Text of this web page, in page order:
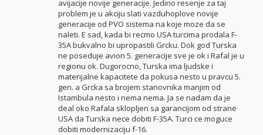
avijacije novije generacije. Jedino resenje za taj
problem je u akciju slati vazduhoplove novije
generacije od PVO sistema na koje moze da se
naleti. E sad, kada bi recmo USA turcima prodala F-
35A bukvalno bi upropastili Grcku. Dok god Turska
ne poseduje avion 5. generacije sve je ok i Rafal je u
regionu ok. Dugorocno, Turska ima ljudske i
materijalne kapacitete da pokusa nesto u pravcu 5.
gen. a Grcka sa brojem stanovnika manjim od
Istambula nesto i nema nema. Ja se nadam da je
deal oko Rafala sklopljen sa garancijom od strane
USA da Turska nece dobiti F-35A. Turci ce moguce
dobiti modernizaciju f-16.